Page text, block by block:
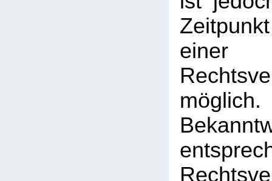
einer